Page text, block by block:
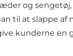
og
til at slappe af
kunderne en